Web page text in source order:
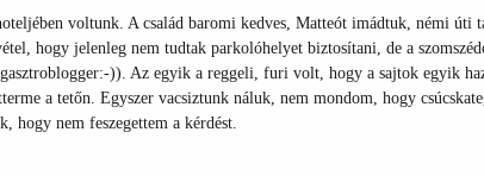
voltunk. A család baromi kedves, Matteót imádtuk, némi úti
hogy jelenleg nem tudtak parkolóhelyet biztosítani, de a
)). Az egyik a reggeli, furi volt, hogy a sajtok egyik
a tetőn. Egyszer vacsiztunk náluk, nem mondom, hogy
hogy nem feszegettem a kérdést.